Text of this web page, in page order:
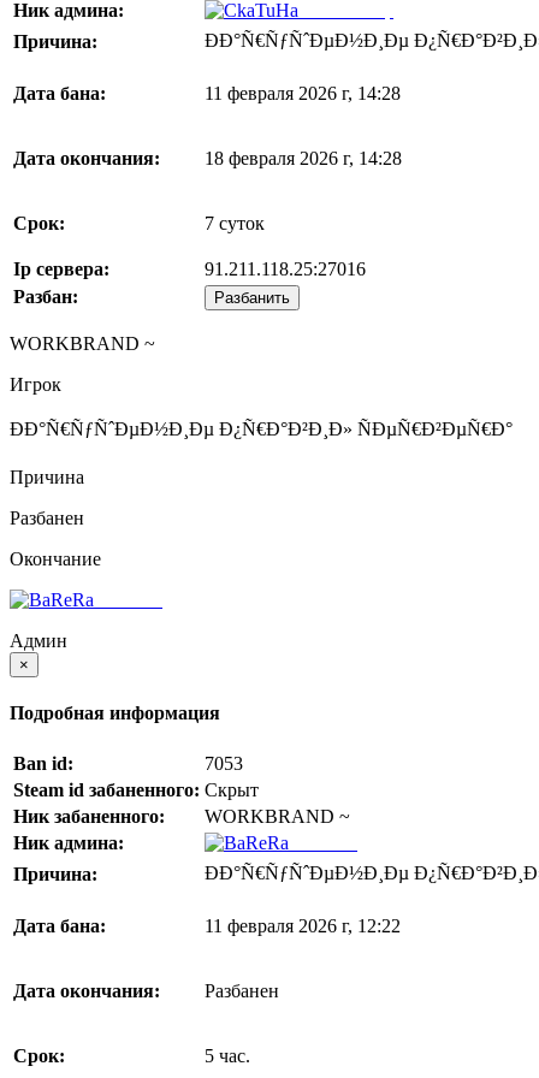
Ник админа:
Причина: ÐÐ°Ñ€ÑƒÑˆÐµÐ½Ð¸Ðµ
Дата бана: 11 февраля 2026 г, 14:28
Дата окончания: 18 февраля 2026 г, 14:28
Срок: 7 суток
Ip сервера:
91.211.118.25:27016
Разбан:
Разбанить
WORKBRAND ~
Игрок
ÐÐ°Ñ€ÑƒÑˆÐµÐ½Ð¸Ðµ Ð¿Ñ€Ð°Ð²Ð¸Ð» ÑÐµÑ€Ð²ÐµÑ€Ð°
Причина
Разбанен
Окончание
Админ
×
Подробная информация
Ban id:
7053
Steam id забаненного: Скрыт
Ник забаненного:
WORKBRAND ~
Ник админа:
Причина: ÐÐ°Ñ€ÑƒÑˆÐµÐ½Ð¸Ðµ
Дата бана: 11 февраля 2026 г, 12:22
Дата окончания: Разбанен
Срок: 5 час.